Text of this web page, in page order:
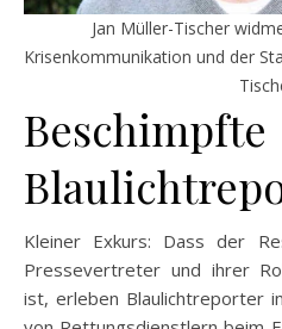
Jan Müller-Tischer
Krisenkommunikation und der
Beschimpfte
Kleiner Exkurs: Dass der
Pressevertreter und ihrer
ist, erleben Blaulichtreporter